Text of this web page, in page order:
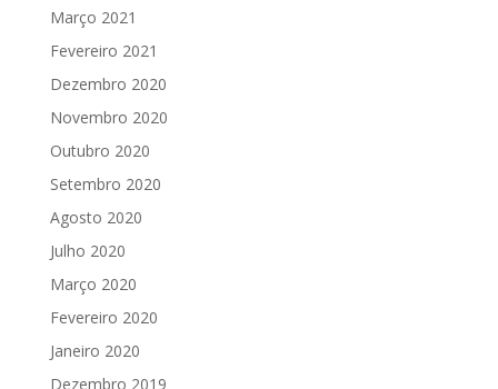
Março 2021
Fevereiro 2021
Dezembro 2020
Novembro 2020
Outubro 2020
Setembro 2020
Agosto 2020
Julho 2020
Março 2020
Fevereiro 2020
Janeiro 2020
Dezembro 2019